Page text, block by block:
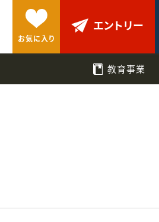
お気に入り
エントリー
教育事業